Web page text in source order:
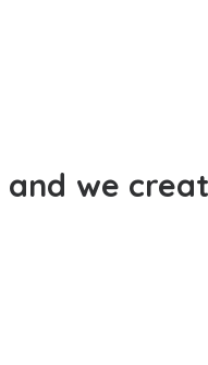
and we